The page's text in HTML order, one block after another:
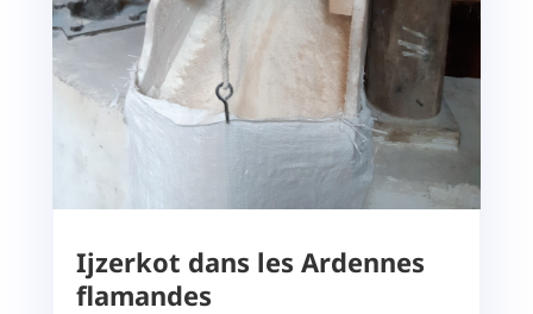
Ijzerkot dans les Ardennes
flamandes